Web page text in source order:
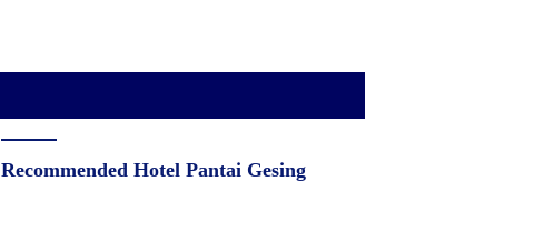
Recommended Hotel Pantai Gesing